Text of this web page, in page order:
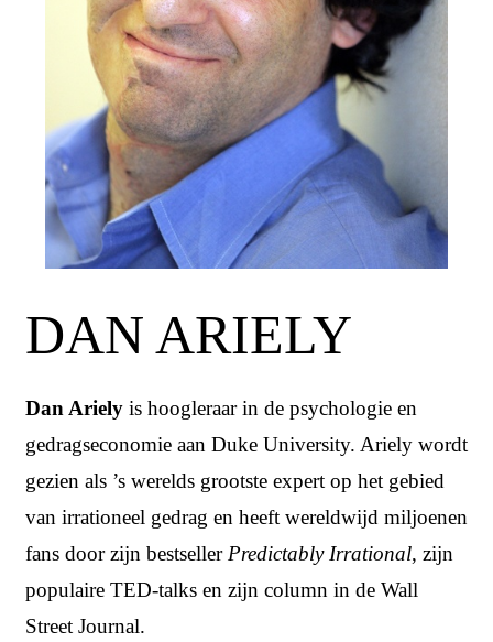
DAN ARIELY
Dan Ariely is hoogleraar in de psychologie en
gedragseconomie aan Duke University. Ariely wordt
gezien als ’s werelds grootste expert op het gebied
van irrationeel gedrag en heeft wereldwijd miljoenen
fans door zijn bestsellerPredictably Irrational, zijn
populaire TED-talks en zijn column in de Wall
Street Journal.